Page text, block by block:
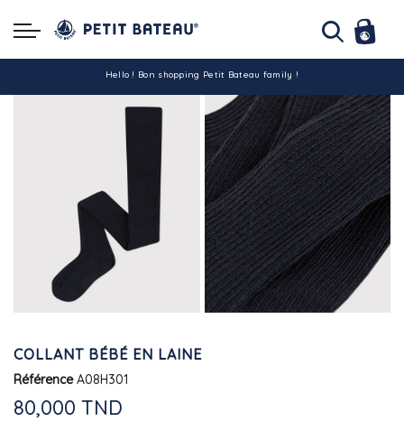
Hello ! Bon shopping Petit Bateau family !
La livraison est assurée partout en Tunisie !
-10% pour tout paiement par carte bancaire (hors promo)
COLLANT BÉBÉ EN LAINE
Référence A08H301
80,000 TND